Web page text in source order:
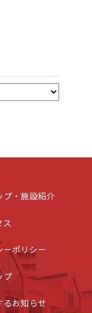
プ・施設紹介
ス
ーポリシー
プ
るお知らせ